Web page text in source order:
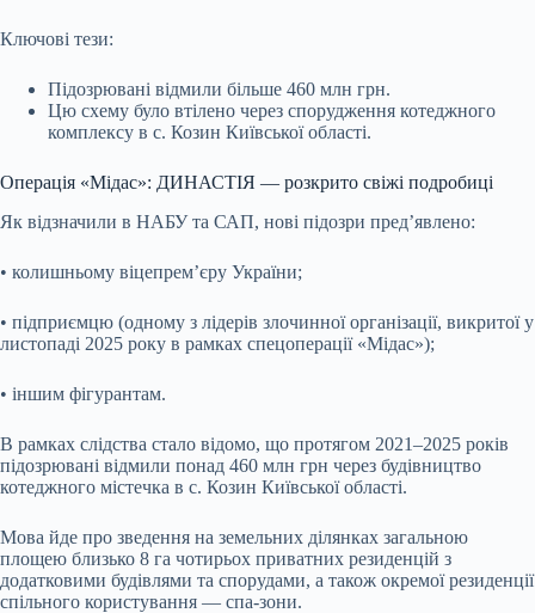
Ключові тези:
Підозрювані відмили більше 460 млн грн.
Цю схему було втілено через спорудження котеджного
комплексу в с. Козин Київської області.
Операція «Мідас»: ДИНАСТІЯ — розкрито свіжі подробиці
Як відзначили в НАБУ та САП, нові підозри пред’явлено:
• колишньому віцепрем’єру України;
• підприємцю (одному з лідерів злочинної організації, викритої у
листопаді 2025 року в рамках спецоперації «Мідас»);
• іншим фігурантам.
В рамках слідства стало відомо, що протягом 2021–2025 років
підозрювані відмили понад 460 млн грн через будівництво
котеджного містечка в с. Козин Київської області.
Мова йде про зведення на земельних ділянках загальною
площею близько 8 га чотирьох приватних резиденцій з
додатковими будівлями та спорудами, а також окремої резиденції
спільного користування — спа-зони.